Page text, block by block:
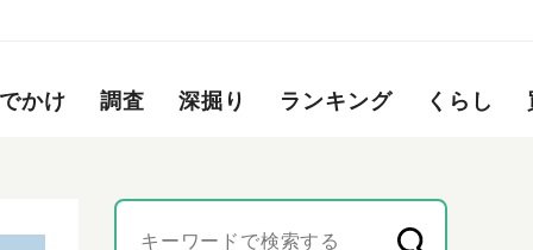
かけ 調査 深掘り ランキング くらし